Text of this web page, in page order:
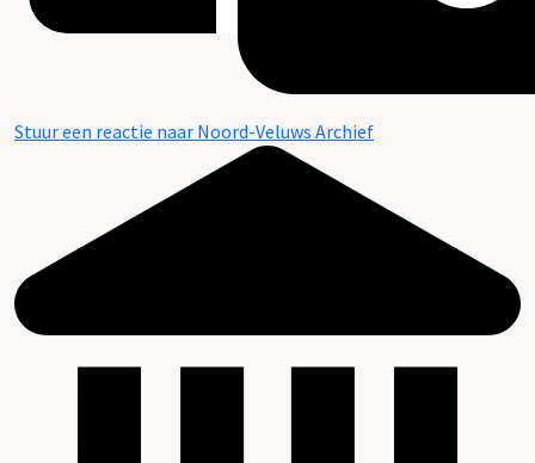
Stuur een reactie naar Noord-Veluws Archief